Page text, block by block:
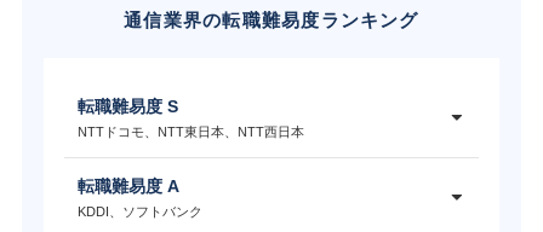
通信業界の転職難易度ランキング
転職難易度 S
NTTドコモ、NTT東日本、NTT西日本
転職難易度 A
KDDI、ソフトバンク